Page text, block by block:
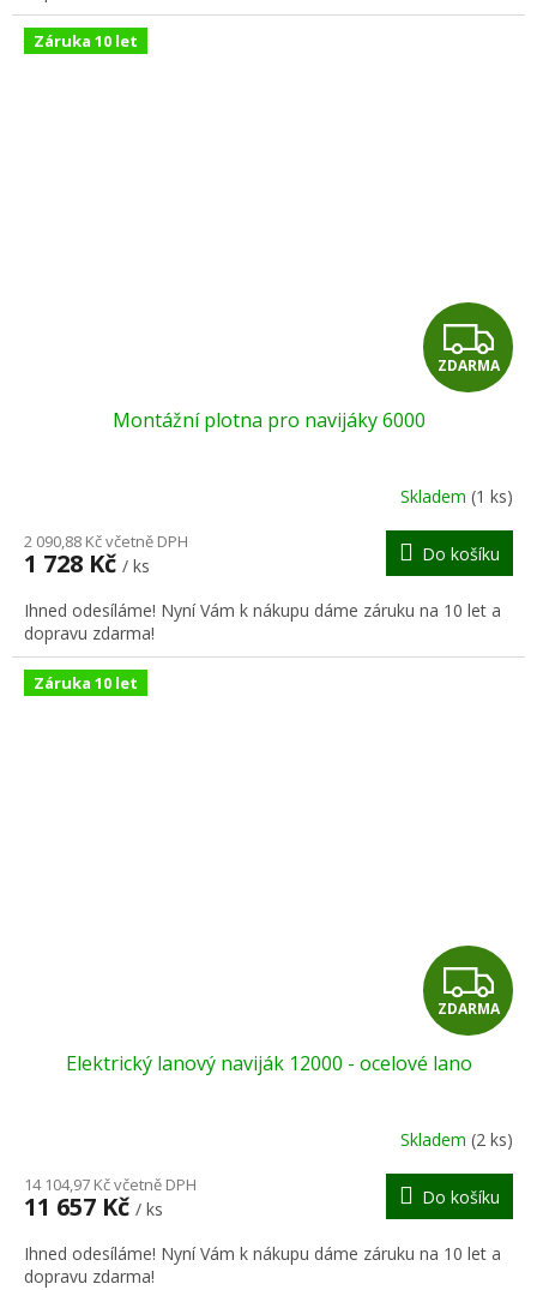
Záruka 10 let
Z
D
R
M
A
ZDARMA
Montážní plotna pro navijáky 6000
Skladem (1 ks)
2 090,88 Kč včetně DPH
1 728 Kč / ks
Do košíku
Ihned odesíláme! Nyní Vám k nákupu dáme záruku na 10 let a
dopravu zdarma!
Záruka 10 let
Z
D
R
M
A
ZDARMA
Elektrický lanový naviják 12000 - ocelové lano
Skladem (2 ks)
14 104,97 Kč včetně DPH
11 657 Kč / ks
Do košíku
Ihned odesíláme! Nyní Vám k nákupu dáme záruku na 10 let a
dopravu zdarma!